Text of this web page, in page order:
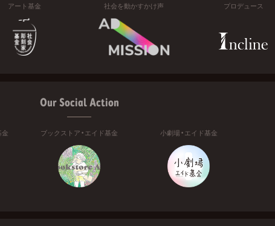
アート基金 社会を動かすかけ声 プロデュース
Our Social Action
金 ブックストア・エイド基金 小劇場・エイド基金